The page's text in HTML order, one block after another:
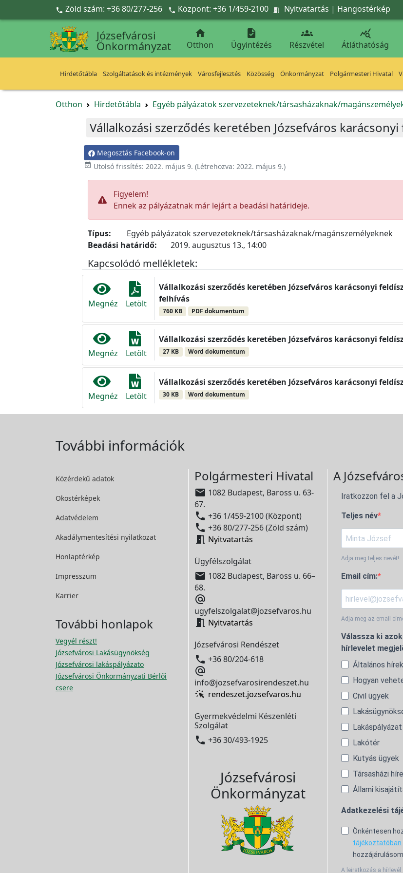
Ugrás a fő tartalomra
 Zöld szám: +36 80/277-256  Központ: +36 1/459-2100  Nyitvatartás | Hangostérkép
Józsefvárosi
Önkormányzat

Otthon

Ügyintézés

Részvétel

Átláthatóság
Hirdetőtábla Szolgáltatások és intézmények Városfejlesztés Közösség Önkormányzat Polgármesteri Hivatal
Otthon Hirdetőtábla Egyéb pályázatok szervezeteknek/társasházaknak/
Vállalkozási szerződés keretében Józsefváros
Megosztás Facebook-on
 Utolsó frissítés: 2022. május 9. (Létrehozva: 2022. május 9.)
Figyelem!
Ennek az pályázatnak már lejárt a beadási határideje.
Típus:
Egyéb pályázatok szervezeteknek/társasházaknak/magánszemélyeknek
Beadási határidő:
2019. augusztus 13., 14:00
Kapcsolódó mellékletek:
Megnéz Letölt
Vállalkozási szerződés keretében Józsefváros karácsonyi
felhívás
760 KB PDF dokumentum
Megnéz Letölt
Vállalkozási szerződés keretében Józsefváros karácsonyi
27 KB Word dokumentum
Megnéz Letölt
Vállalkozási szerződés keretében Józsefváros karácsonyi
30 KB Word dokumentum
További információk
Közérdekű adatok
Okostérképek
Adatvédelem
Akadálymentesítési nyilatkozat
Honlaptérkép
Impresszum
Karrier
További honlapok
Vegyél részt!
Józsefvárosi Lakásügynökség
Józsefvárosi lakáspályázato
Józsefvárosi Önkormányzati Bérlői
csere
Polgármesteri Hivatal
 1082 Budapest, Baross u. 63-
67.
 +36 1/459-2100 (Központ)
 +36 80/277-256 (Zöld szám)
 Nyitvatartás
Ügyfélszolgálat
 1082 Budapest, Baross u. 66–
68.

ugyfelszolgalat@jozsefvaros.hu
 Nyitvatartás
Józsefvárosi Rendészet
 +36 80/204-618

info@jozsefvarosirendeszet.hu
rendeszet.jozsefvaros.hu
Gyermekvédelmi Készenléti
Szolgálat
 +36 30/493-1925
Józsefvárosi
Önkormányzat
A
Iratkozzon fel a
Teljes név
Adja meg teljes nevét!
Email cím:
Adja meg az email
Válassza ki
hírlevelet
Általános hírek
Hogyan
Civil ügyek
Lakáspályázat
Lakótér
Kutyás ügyek
Társasházi
Állami
Adatkezelési
Önkéntesen
tájékoztatóban
A leiratkozás a